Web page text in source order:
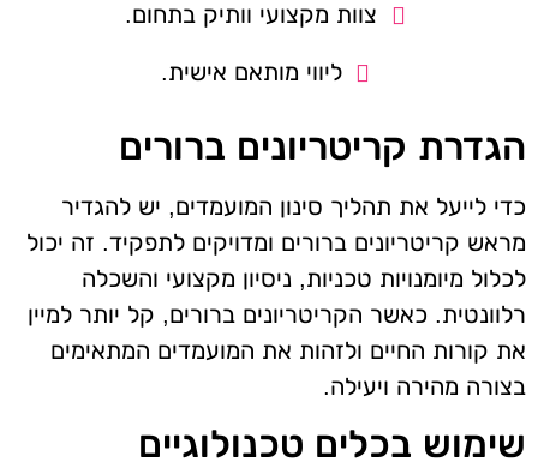
צוות מקצועי וותיק בתחום.
ליווי מותאם אישית.
הגדרת קריטריונים ברורים
כדי לייעל את תהליך סינון המועמדים, יש להגדיר
מראש קריטריונים ברורים ומדויקים לתפקיד. זה יכול
לכלול מיומנויות טכניות, ניסיון מקצועי והשכלה
רלוונטית. כאשר הקריטריונים ברורים, קל יותר למיין
את קורות החיים ולזהות את המועמדים המתאימים
בצורה מהירה ויעילה.
שימוש בכלים טכנולוגיים